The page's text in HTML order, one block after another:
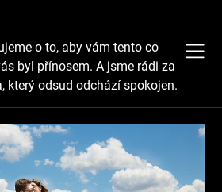
o to, aby vám tento co
byl přínosem. A jsme rádi za
který odsud odchází spokojen.